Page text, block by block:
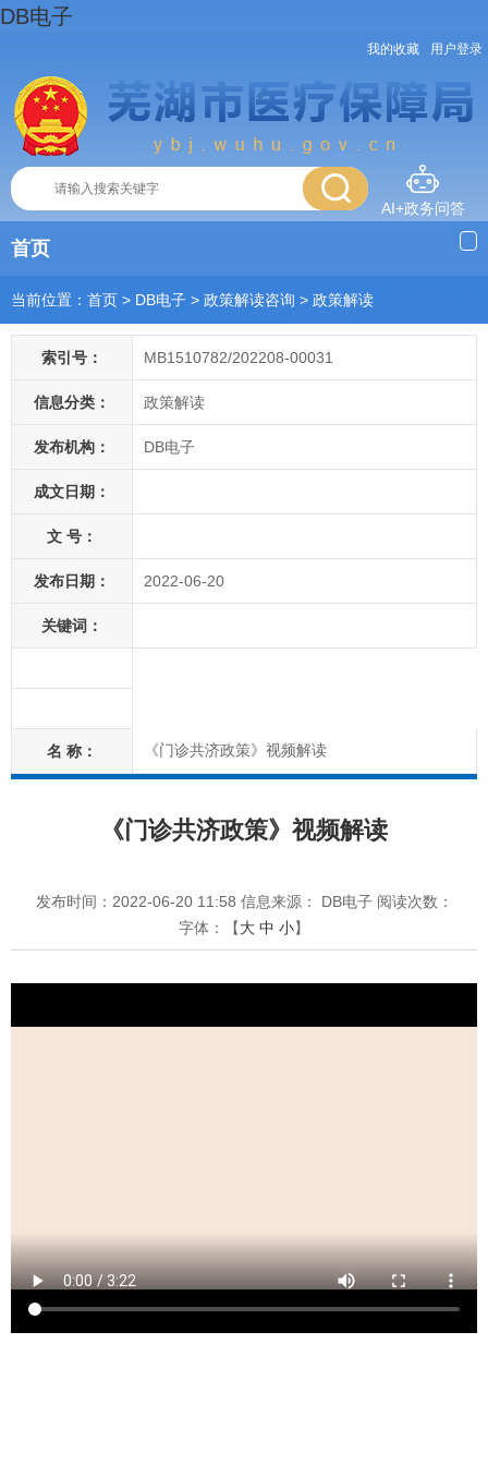
DB电子
我的收藏 用户登录
AI+政务问答
首页
当前位置： 首页 > DB电子 > 政策解读咨询 > 政策解读
索引号： MB1510782/202208-00031
信息分类： 政策解读
发布机构： DB电子
成文日期：
文 号：
发布日期： 2022-06-20
关键词：
名 称： 《门诊共济政策》视频解读
《门诊共济政策》视频解读
发布时间：2022-06-20 11:58 信息来源： DB电子 阅读次数：
字体：【大 中 小】